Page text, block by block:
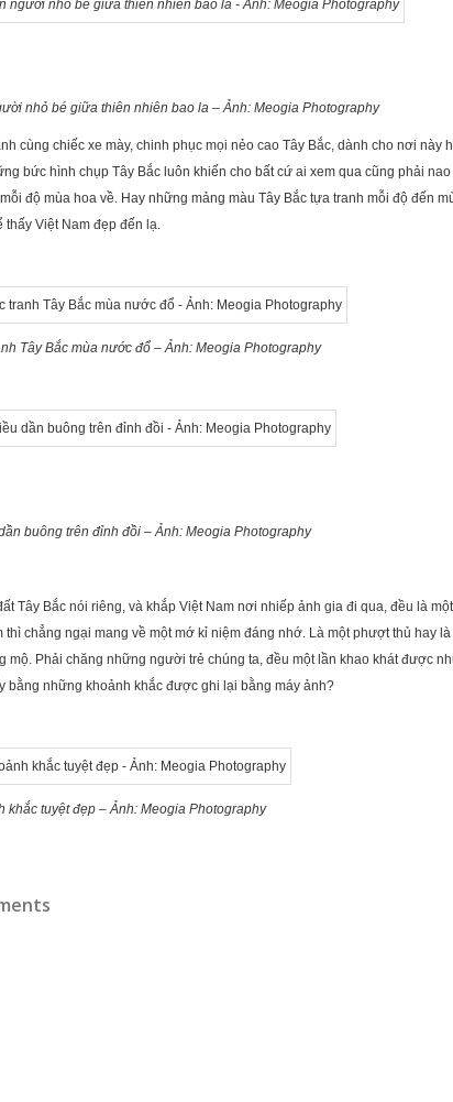
nhỏ bé giữa thiên nhiên bao la – Ảnh: Meogia Photography
cùng chiếc xe mày, chinh phục mọi nẻo cao Tây Bắc, dành cho nơi
bức hình chụp Tây Bắc luôn khiến cho bất cứ ai xem qua cũng phải
độ mùa hoa về. Hay những mảng màu Tây Bắc tựa tranh mỗi độ đến
thấy Việt Nam đẹp đến lạ.
Tây Bắc mùa nước đổ – Ảnh: Meogia Photography
buông trên đỉnh đồi – Ảnh: Meogia Photography
Tây Bắc nói riêng, và khắp Việt Nam nơi nhiếp ảnh gia đi qua, đều là
thì chẳng ngại mang về một mớ kỉ niệm đáng nhớ. Là một phượt thủ hay
mộ. Phải chăng những người trẻ chúng ta, đều một lần khao khát được
bằng những khoảnh khắc được ghi lại bằng máy ảnh?
khắc tuyệt đẹp – Ảnh: Meogia Photography